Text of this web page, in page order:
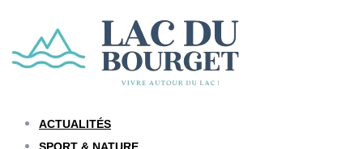
ACTUALITÉS